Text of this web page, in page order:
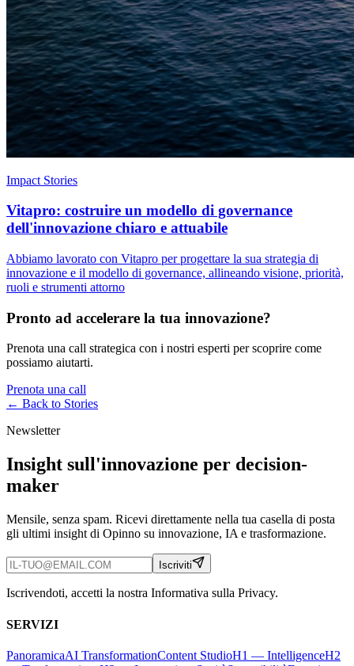
Impact Stories
Vitapro: costruire un modello di governance
dell'innovazione chiaro e attuabile
Abbiamo lavorato con Vitapro per progettare la sua strategia di
innovazione e il modello di governance, allineando visione, priorità,
ruoli e strumenti attorno
Pronto ad accelerare la tua innovazione?
Prenota una call strategica con i nostri esperti per scoprire come
possiamo aiutarti.
Prenota una call
← Back to Stories
Newsletter
Insight sull'innovazione per decision-
maker
Mensile, senza spam. Ricevi direttamente nella tua casella di posta
gli ultimi insight di Opinno su innovazione, IA e trasformazione.
Iscriviti
Iscrivendoti, accetti la nostra Informativa sulla Privacy.
SERVIZI
PanoramicaAI TransformationContent StudioH1 — IntelligenceH2